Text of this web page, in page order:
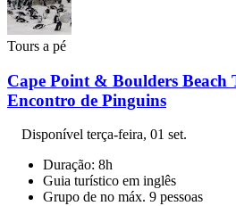
Tours a pé
Cape Point & Boulders Beach
Encontro de Pinguins
Disponível terça-feira, 01 set.
Duração: 8h
Guia turístico em inglês
Grupo de no máx. 9 pessoas